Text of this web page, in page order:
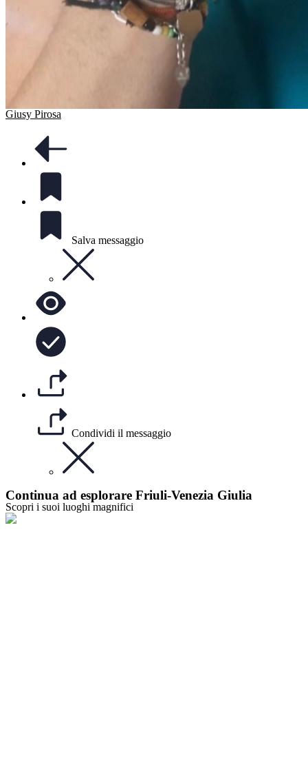
Giusy Pirosa
Salva messaggio
Condividi il messaggio
Continua ad esplorare Friuli-Venezia Giulia
Scopri i suoi luoghi magnifici